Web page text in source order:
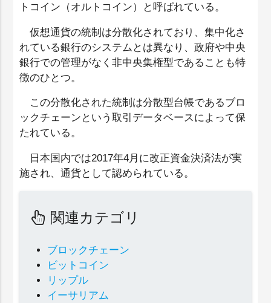
トコイン（オルトコイン）と呼ばれている。
仮想通貨の統制は分散化されており、集中化さ
れている銀行のシステムとは異なり、政府や中央
銀行での管理がなく非中央集権型であることも特
徴のひとつ。
この分散化された統制は分散型台帳であるブロ
ックチェーンという取引データベースによって保
たれている。
日本国内では2017年4月に改正資金決済法が実
施され、通貨として認められている。
関連カテゴリ
ブロックチェーン
ビットコイン
リップル
イーサリアム